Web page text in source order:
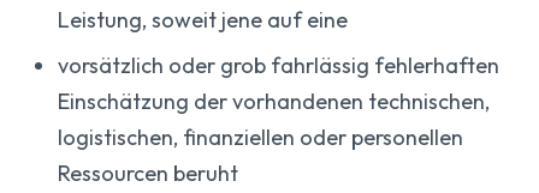
Leistung, soweit jene auf eine
vorsätzlich oder grob fahrlässig fehlerhaften
Einschätzung der vorhandenen technischen,
logistischen, finanziellen oder personellen
Ressourcen beruht